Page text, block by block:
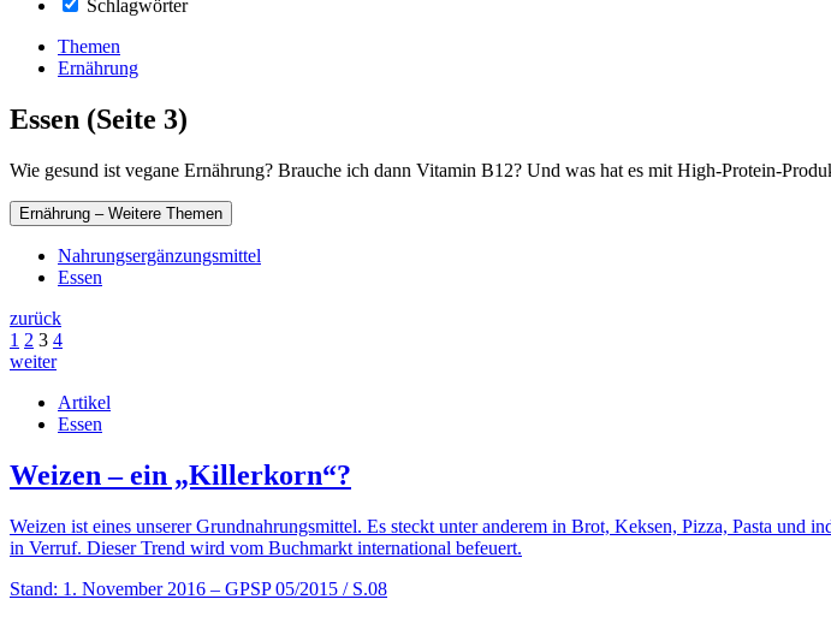
Schlagwörter
Themen
Ernährung
Essen (Seite 3)
Wie gesund ist vegane Ernährung? Brauche ich dann Vitamin B12? Und was hat es mit High-Protein-
Ernährung – Weitere Themen
Nahrungsergänzungsmittel
Essen
zurück
1 2 3 4
weiter
Artikel
Essen
Weizen – ein „Killerkorn“?
Weizen ist eines unserer Grundnahrungsmittel. Es steckt unter anderem in Brot, Keksen, Pizza, Pasta
in Verruf. Dieser Trend wird vom Buchmarkt international befeuert.
Stand: 1. November 2016 – GPSP 05/2015 / S.08